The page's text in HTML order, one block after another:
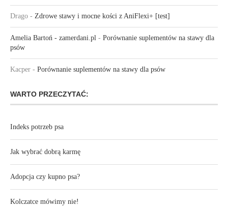
Drago - Zdrowe stawy i mocne kości z AniFlexi+ [test]
Amelia Bartoń - zamerdani.pl - Porównanie suplementów na stawy dla
psów
Kacper - Porównanie suplementów na stawy dla psów
WARTO PRZECZYTAĆ:
Indeks potrzeb psa
Jak wybrać dobrą karmę
Adopcja czy kupno psa?
Kolczatce mówimy nie!